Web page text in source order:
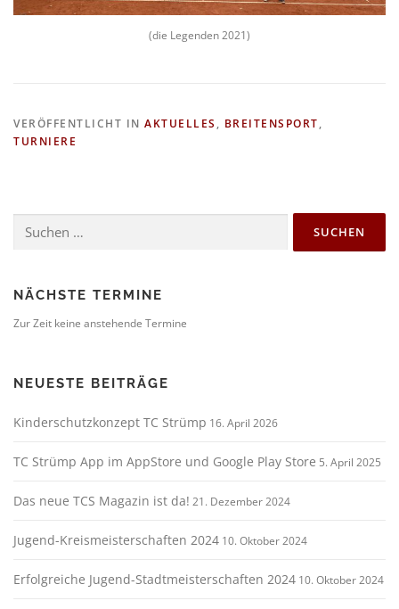
(die Legenden 2021)
VERÖFFENTLICHT IN AKTUELLES , BREITENSPORT,
TURNIERE
nach:
NÄCHSTE TERMINE
Zur Zeit keine anstehende Termine
NEUESTE BEITRÄGE
Kinderschutzkonzept TC Strümp 16. April 2026
TC Strümp App im AppStore und Google Play Store 5. April 2025
Das neue TCS Magazin ist da! 21. Dezember 2024
Jugend-Kreismeisterschaften 2024 10. Oktober 2024
Erfolgreiche Jugend-Stadtmeisterschaften 2024 10. Oktober 2024